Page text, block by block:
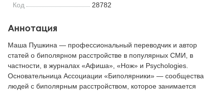
Код
28782
Аннотация
Маша Пушкина — профессиональный переводчик и автор
статей о биполярном расстройстве в популярных СМИ, в
частности, в журналах «Афиша», «Нож» и Psychologies.
Основательница Ассоциации «Биполярники» — сообщества
людей с биполярным расстройством, которое занимается